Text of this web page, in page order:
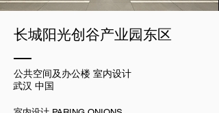
长城阳光创谷产业园东区
公共空间及办公楼 室内设计
武汉 中国